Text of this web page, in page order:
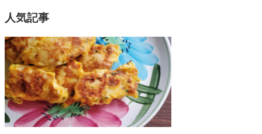
人気記事